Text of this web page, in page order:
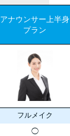
アナウンサー上半身
プラン
フルメイク
◯